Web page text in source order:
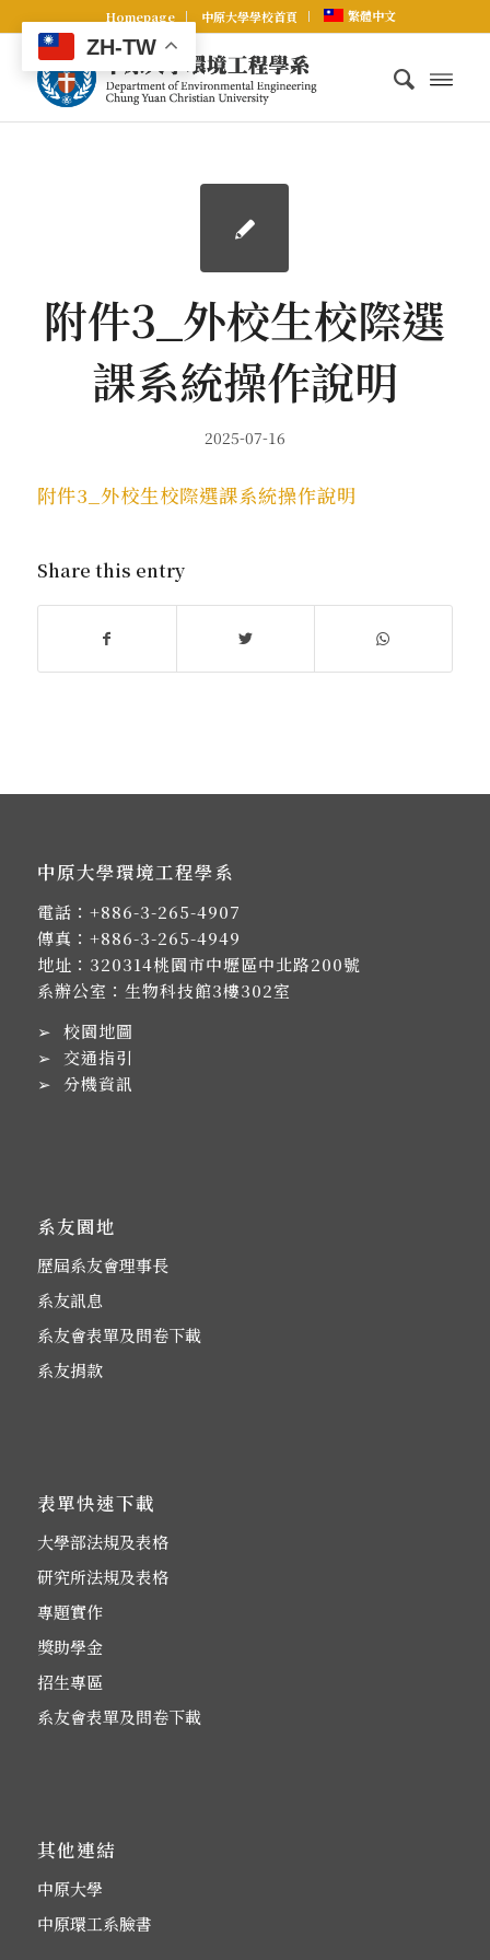
Homepage 中原大學學校首頁 繁體中文
附件3_外校生校際選
課系統操作說明
2025-07-16
附件3_外校生校際選課系統操作說明
Share this entry
中原大學環境工程學系
電話： +886-3-265-4907
傳真：+886-3-265-4949
地址： 320314桃園市中壢區中北路200號
系辦公室：生物科技館3樓302室
➢ 校園地圖
➢ 交通指引
➢ 分機資訊
系友園地
歷屆系友會理事長
系友訊息
系友會表單及問卷下載
系友捐款
表單快速下載
大學部法規及表格
研究所法規及表格
專題實作
獎助學金
招生專區
系友會表單及問卷下載
其他連結
中原大學
中原環工系臉書
ZH-TW